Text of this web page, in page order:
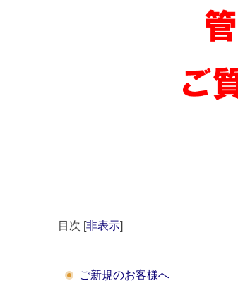
目次 [非表示]
ご新規のお客様へ